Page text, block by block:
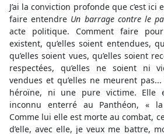
J’ai la conviction profonde que c’est
faire entendre Un barrage contre le
acte politique. Comment faire
existent, qu’elles soient entendues,
qu’elles soient vues, qu’elles soient
respectées, qu’elles ne soient ni
vendues et qu’elles ne meurent
héroïne, ni une pure victime. Elle
inconnu enterré au Panthéon, «
Comme lui elle est morte au combat,
d’elle, avec elle, je veux me battre,